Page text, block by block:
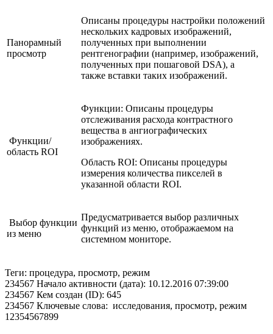
Панорамный
просмотр
Описаны процедуры настройки положений
нескольких кадровых изображений,
полученных при выполнении
рентгенографии (например, изображений,
полученных при пошаговой DSA), а
также вставки таких изображений.
Функции/
область ROI
Функции: Описаны процедуры
отслеживания расхода контрастного
вещества в ангиографических
изображениях.
Область ROI: Описаны процедуры
измерения количества пикселей в
указанной области ROI.
Выбор функции
из меню
Предусматривается выбор различных
функций из меню, отображаемом на
системном мониторе.
Теги: процедура, просмотр, режим
234567 Начало активности (дата): 10.12.2016 07:39:00
234567 Кем создан (ID): 645
234567 Ключевые слова: исследования, просмотр, режим
12354567899